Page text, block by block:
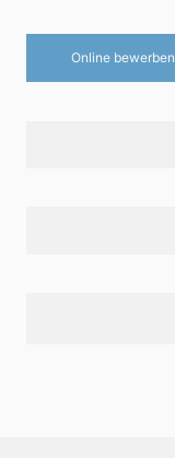
Online bewerben